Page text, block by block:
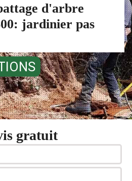
d'arbre
jardinier pas
gratuit